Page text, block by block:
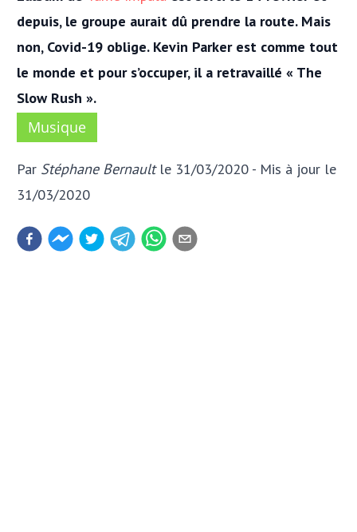
depuis, le groupe aurait dû prendre la route. Mais
non, Covid-19 oblige. Kevin Parker est comme tout
le monde et pour s’occuper, il a retravaillé « The
Slow Rush ».
Musique
Par Stéphane Bernault le 31/03/2020 - Mis à jour le
31/03/2020